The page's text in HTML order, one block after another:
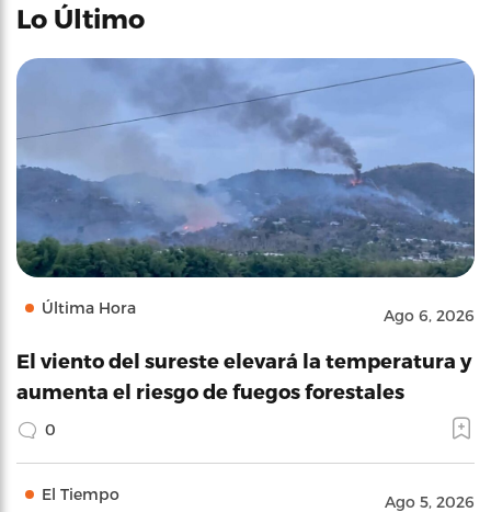
Lo Último
Última Hora Ago 6, 2026
El viento del sureste elevará la temperatura y
aumenta el riesgo de fuegos forestales
0
El Tiempo Ago 5, 2026